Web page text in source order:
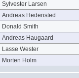
Sylvester Larsen
Andreas Hedensted
Donald Smith
Andreas Haugaard
Lasse Wester
Morten Holm